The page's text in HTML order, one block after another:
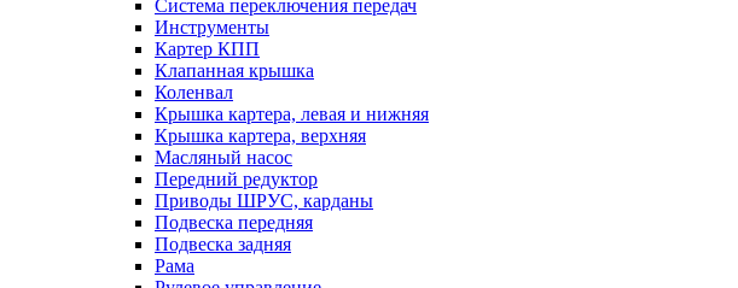
Система переключения передач
Инструменты
Картер КПП
Клапанная крышка
Коленвал
Крышка картера, левая и нижняя
Крышка картера, верхняя
Масляный насос
Передний редуктор
Приводы ШРУС, карданы
Подвеска передняя
Подвеска задняя
Рама